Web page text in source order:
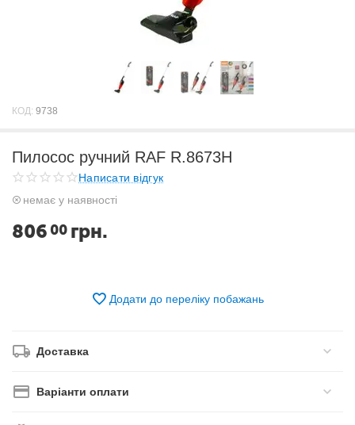
КОД: 9738
Пилосос ручний RAF R.8673Н
Написати відгук
немає у наявності
806 00 грн.
Додати до переліку побажань
Доставка
Варіанти оплати